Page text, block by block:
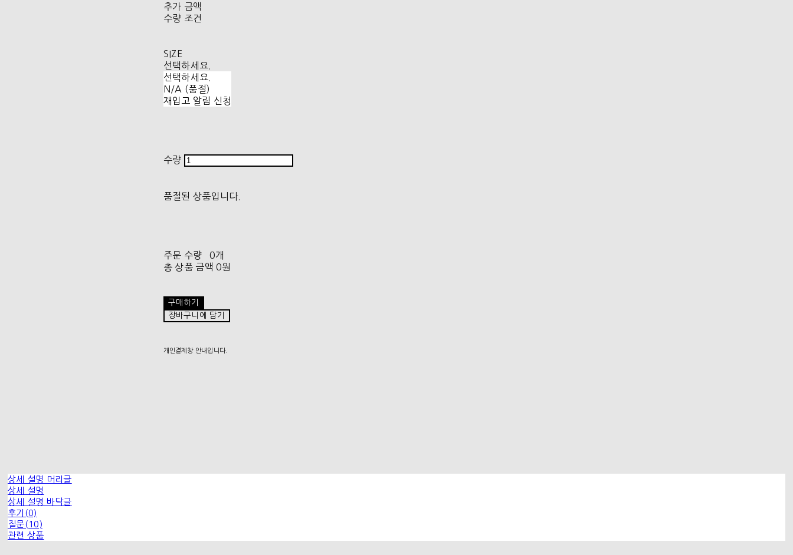
추가 금액
수량 조건
SIZE
선택하세요.
선택하세요.
N/A (품절)
재입고 알림 신청
수량
품절된 상품입니다.
주문 수량
0개
총 상품 금액 0원
구매하기
장바구니에 담기
개인결제창 안내입니다.
상세 설명 머리글
상세 설명
상세 설명 바닥글
후기(0)
질문(10)
관련 상품